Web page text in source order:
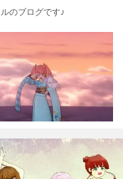
のブログです♪